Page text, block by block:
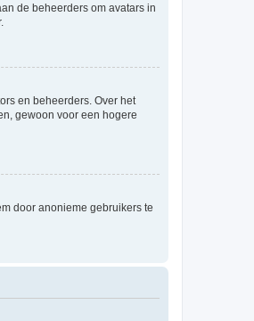
de beheerders om avatars in
en beheerders. Over het
gewoon voor een hogere
door anonieme gebruikers te